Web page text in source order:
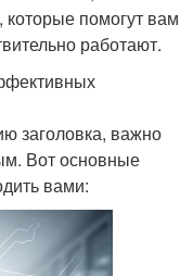
которые помогут вам
работают.
заголовка, важно
Вот основные
вами: